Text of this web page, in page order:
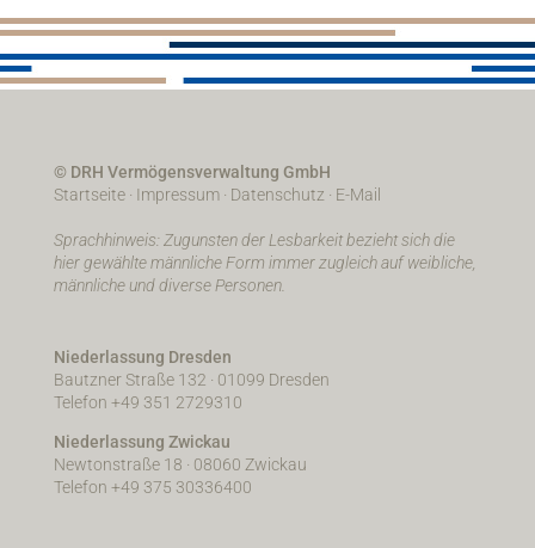
© DRH Vermögensverwaltung GmbH
Startseite· Impressum· Datenschutz · E-Mail
Sprachhinweis: Zugunsten der Lesbarkeit bezieht sich die
hier gewählte männliche Form immer zugleich auf weibliche,
männliche und diverse Personen.
Niederlassung Dresden
Bautzner Straße 132 · 01099 Dresden
Telefon +49 351 2729310
Niederlassung Zwickau
Newtonstraße 18 · 08060 Zwickau
Telefon +49 375 30336400